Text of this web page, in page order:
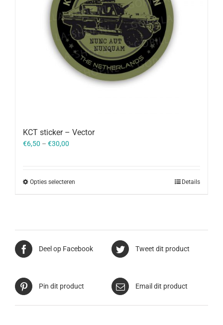
KCT sticker – Vector
€6,50 – €30,00
Opties selecteren Details
Deel op Facebook Tweet dit product
Pin dit product Email dit product